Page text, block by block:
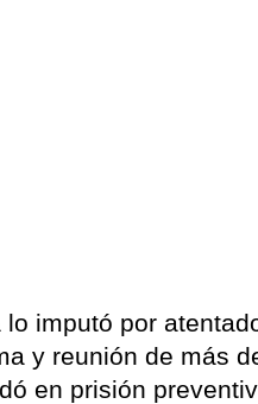
imputó por
y reunión de más
en prisión